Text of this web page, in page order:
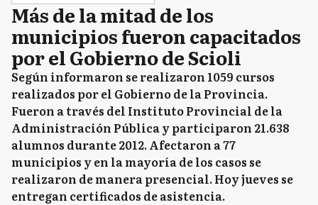
Más de la mitad de los
municipios fueron capacitados
por el Gobierno de Scioli
Según informaron se realizaron 1059 cursos
realizados por el Gobierno de la Provincia.
Fueron a través del Instituto Provincial de la
Administración Pública y participaron 21.638
alumnos durante 2012. Afectaron a 77
municipios y en la mayoría de los casos se
realizaron de manera presencial. Hoy jueves se
entregan certificados de asistencia.